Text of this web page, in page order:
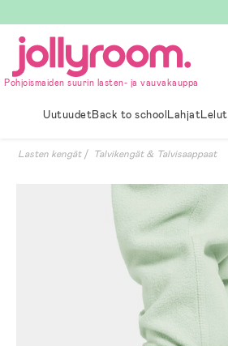
till
innehållet
Pohjoismaiden suurin lasten- ja vauvakauppa
UutuudetBack to schoolLahjatLelut
Lasten kengät Talvikengät & Talvisaappaat